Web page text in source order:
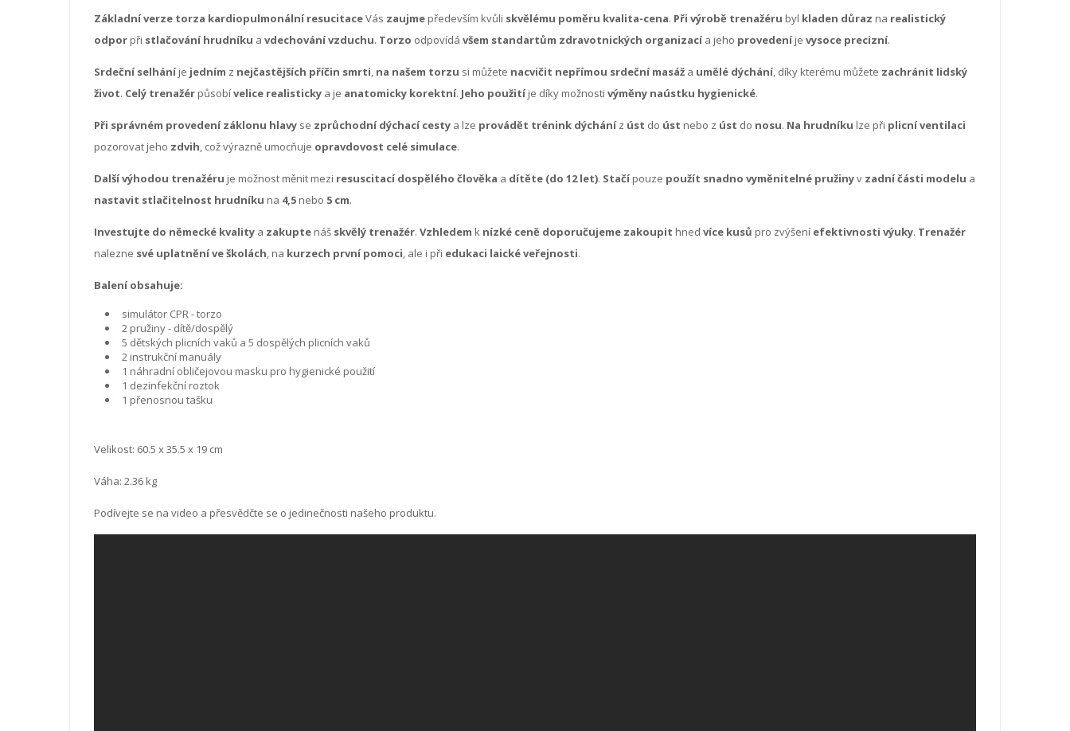
Základní verze torza kardiopulmonální resucitaceVás zaujme především kvůli skvělému poměru kvalita-cena. Při výrobě trenažéru byl kladen důraz na realistický
odpor při stlačování hrudníku a vdechování vzduchu. Torzo odpovídá všem standartům zdravotnických organizacía jeho provedeníje vysoce precizní.
Srdeční selháníje jedním z nejčastějších příčin smrti na našem torzu si můžete nacvičit nepřímou srdeční masáž a umělé dýchání, díky kterému můžete zachránit lidský
život. Celý trenažér působívelice realisticky a je anatomicky korektní. Jeho použitíje díky možnosti výměny naústku hygienické.
Při správném provedení záklonu hlavy se zprůchodní dýchací cesty a lze provádět trénink dýcháníz úst do úst nebo z úst do nosu. Na hrudníku lze při plicní ventilaci
pozorovat jeho zdvih , což výrazně umocňuje opravdovost celé simulace.
Další výhodou trenažéru je možnost měnit mezi resuscitací dospělého člověka a dítěte (do 12 let). Stačípouze použít snadno vyměnitelné pružinyv zadní části modelu a
nastavit stlačitelnost hrudníku na 4,5 nebo 5 cm.
Investujte do německé kvality a zakupte náš skvělý trenažér. Vzhledem k nízké ceně doporučujeme zakoupit hned více kusů pro zvýšení efektivnosti výuky. Trenažér
nalezne své uplatnění ve školách , na kurzech první pomoci , ale i při edukaci laické veřejnosti.
Balení obsahuje:
simulátor CPR - torzo
2 pružiny - dítě/dospělý
5 dětských plicních vaků a 5 dospělých plicních vaků
2 instrukční manuály
1 náhradní obličejovou masku pro hygienické použití
1 dezinfekční roztok
1 přenosnou tašku
Velikost: 60.5 x 35.5 x 19 cm
Váha: 2.36 kg
Podívejte se na video a přesvědčte se o jedinečnosti našeho produktu.